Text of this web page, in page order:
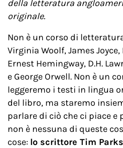
della letteratura
originale.
Non è un corso di
Virginia Woolf, James
Ernest Hemingway, D.H.
e George Orwell. Non è un
leggeremo i testi in lingua
del libro, ma staremo
parlare di ciò che ci piace e
non è nessuna di queste
cose: lo scrittore Tim Parks